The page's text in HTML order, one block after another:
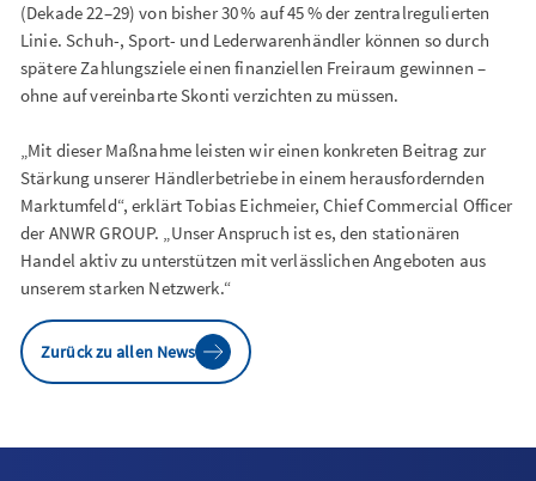
(Dekade 22–29) von bisher 30 % auf 45 % der zentralregulierten
Linie. Schuh-, Sport- und Lederwarenhändler können so durch
spätere Zahlungsziele einen finanziellen Freiraum gewinnen –
ohne auf vereinbarte Skonti verzichten zu müssen.
„Mit dieser Maßnahme leisten wir einen konkreten Beitrag zur
Stärkung unserer Händlerbetriebe in einem herausfordernden
Marktumfeld“, erklärt Tobias Eichmeier, Chief Commercial Officer
der ANWR GROUP. „Unser Anspruch ist es, den stationären
Handel aktiv zu unterstützen mit verlässlichen Angeboten aus
unserem starken Netzwerk.“
Zurück zu allen News